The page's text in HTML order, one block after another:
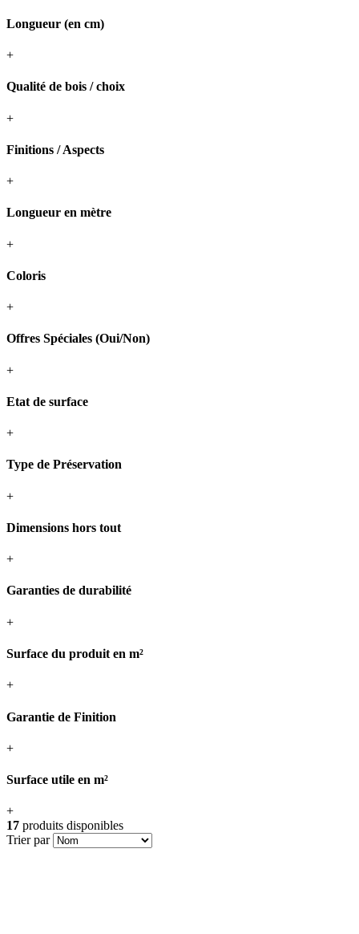
Longueur (en cm)
+
Qualité de bois / choix
+
Finitions / Aspects
+
Longueur en mètre
+
Coloris
+
Offres Spéciales (Oui/Non)
+
Etat de surface
+
Type de Préservation
+
Dimensions hors tout
+
Garanties de durabilité
+
Surface du produit en m²
+
Garantie de Finition
+
Surface utile en m²
+
17 produits disponibles
Trier par